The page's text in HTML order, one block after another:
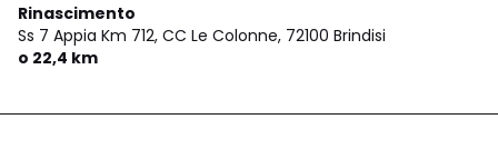
Rinascimento
Ss 7 Appia Km 712, CC Le Colonne, 72100 Brindisi
o 22,4 km